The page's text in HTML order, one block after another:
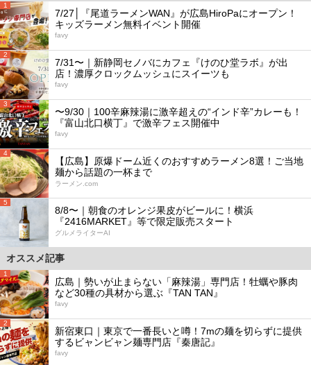
1
7/27│『尾道ラーメンWAN』が広島HiroPaにオープン！
キッズラーメン無料イベント開催
favy
2
7/31〜｜新静岡セノバにカフェ『けのひ堂ラボ』が出
店！濃厚クロックムッシュにスイーツも
favy
3
〜9/30｜100辛麻辣湯に激辛超えの“インド辛”カレーも！
『富山北口横丁』で激辛フェス開催中
favy
4
【広島】原爆ドーム近くのおすすめラーメン8選！ご当地
麺から話題の一杯まで
ラーメン.com
5
8/8〜｜朝食のオレンジ果皮がビールに！横浜
『2416MARKET』等で限定販売スタート
グルメライターAI
オススメ記事
1
広島｜勢いが止まらない「麻辣湯」専門店！牡蠣や豚肉
など30種の具材から選ぶ『TAN TAN』
favy
2
新宿東口｜東京で一番長いと噂！7mの麺を切らずに提供
するビャンビャン麺専門店『秦唐記』
favy